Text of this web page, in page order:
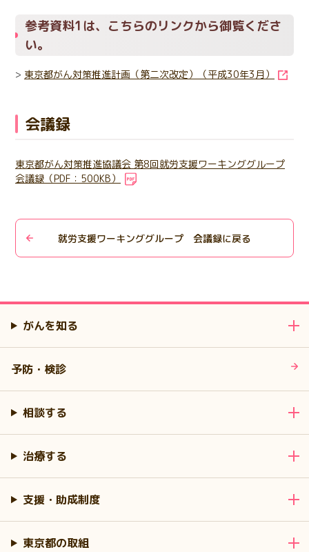
参考資料1は、こちらのリンクから御覧くださ
い。
> 東京都がん対策推進計画（第二次改定）（平成30年3月）
会議録
東京都がん対策推進協議会 第8回就労支援ワーキンググループ
会議録（PDF：500KB）
就労支援ワーキンググループ 会議録に戻る
がんを知る
予防・検診
相談する
治療する
支援・助成制度
東京都の取組